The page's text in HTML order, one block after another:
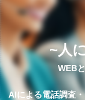
~人
WEB
AIによる電話調査